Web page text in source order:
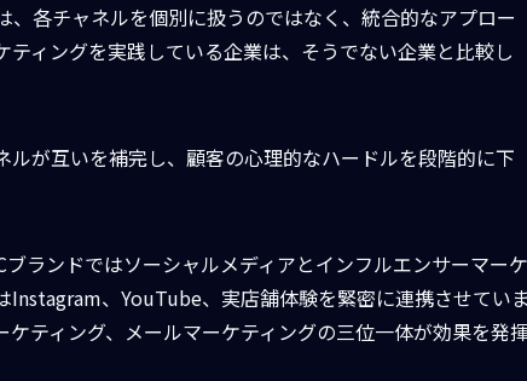
各チャネルを個別に扱うのではなく、統合的なアプロー
ィングを実践している企業は、そうでない企業と比較し
が互いを補完し、顧客の心理的なハードルを段階的に下
ランドではソーシャルメディアとインフルエンサーマーケ
Instagram、YouTube、実店舗体験を緊密に連携させてい
ティング、メールマーケティングの三位一体が効果を発